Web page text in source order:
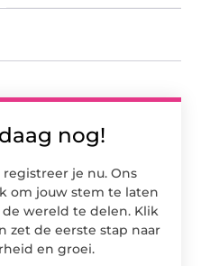
nog!
je nu. Ons
om jouw stem te laten
wereld te delen. Klik
zet de eerste stap naar
en groei.